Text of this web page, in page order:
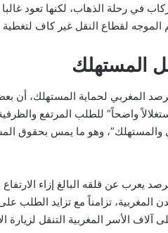
في رحلة الذهاب، لكنها تعود
لقطاع النقل غير كاف لتغطية
المستهلك
المغربي لحماية المستهلك، أن بعض
واضحاً” للطلب المرتفع
والمستهلك”، وهو ما يمس بحقوق
عن قلقه البالغ إزاء الارتفاع
المغربية، تزامناً مع تزايد الطلب
الأسر المغربية التنقل لزيارة